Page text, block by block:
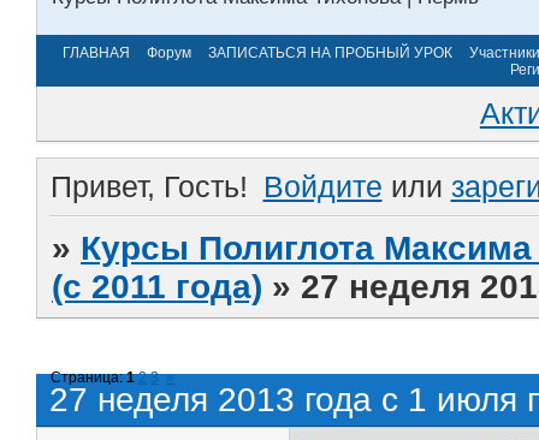
ГЛАВНАЯ Форум ЗАПИСАТЬСЯ НА ПРОБНЫЙ УРОК
Участники
Привет, Гость! Войдите или
» Курсы Полиглота
(с 2011 года) » 27 неделя
27 неделя 2013 года с 1 июля
Страница:1 2 3 »